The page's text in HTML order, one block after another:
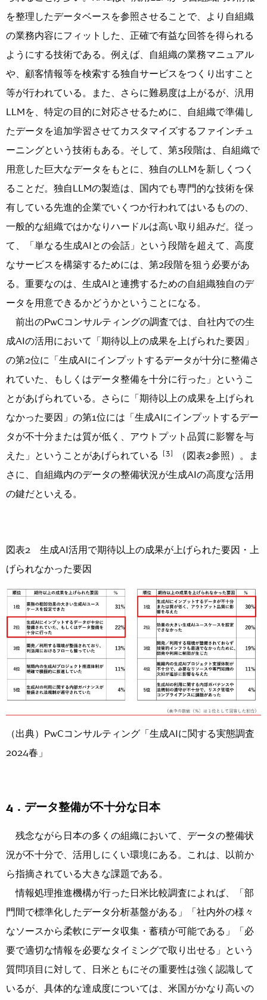
を整理したデータベースを参照させることで、より自組織
の業務内容にフィットした、正確で有益な回答を得られる
ようにする技術である。例えば、自組織の業務マニュアル
や、顧客情報等を検索する独自サービスをつくり出すこと
等が行われている。また、さらに難易度は上がるが、汎用
LLMを、特定の目的に対応させるために、自組織で準備し
たデータを追加学習させてカスタマイズするファインチュ
ーニングという技術もある。そして、第3段階は、自組織で
用意した巨大なデータをもとに、独自のLLMを新しくつく
ることだ。独自LLMの製造は、国内でも専門的な技術を保
有している先進的企業でいくつか行われてはいるものの、
一般的な組織ではかなりハードルは高い取り組みだ。従っ
て、「単なる生成AIとの会話」という段階を超えて、高度
なサービスを構築するためには、第2段階を狙う必要があ
る。重要なのは、生成AIと連携するための自組織独自のデ
ータを用意できるかどうかということになる。
前出のPwCコンサルティングの調査では、自社内での生
成AIの活用において「期待以上の成果を上げられた要因」
の第2位に「生成AIにインプットするデータが十分に整備さ
れていた、もしくはデータ整備を十分に行った」というこ
とがあげられている。さらに「期待以上の成果を上げられ
なかった要因」の第1位には「生成AIにインプットするデー
タが不十分または質が低く、アウトプット品質に影響を与
えた」ということがあげられている
［3］
（図表2参照）。ま
さに、自組織内のデータの整備状況が生成AIの高度な活用
の鍵だといえる。
図表2 生成AI活用で期待以上の成果が上げられた要因・上
げられなかった要因
（出典）PwCコンサルティング「生成AIに関する実態調査
2024春」
4．データ整備が不十分な日本
残念ながら日本の多くの組織において、データの整備状
況が不十分で、活用しにくい環境にある。これは、以前か
ら指摘されている大きな課題である。
情報処理推進機構が行った日米比較調査によれば、「部
門間で標準化したデータ分析基盤がある」「社内外の様々
なソースから柔軟にデータ収集・蓄積が可能である」「必
要で適切な情報を必要なタイミングで取り出せる」という
質問項目に対して、日米ともにその重要性は強く認識して
いるが、具体的な達成度については、米国がかなり高いの